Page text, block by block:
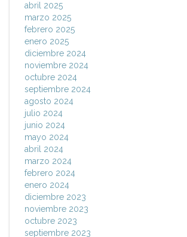
abril 2025
marzo 2025
febrero 2025
enero 2025
diciembre 2024
noviembre 2024
octubre 2024
septiembre 2024
agosto 2024
julio 2024
junio 2024
mayo 2024
abril 2024
marzo 2024
febrero 2024
enero 2024
diciembre 2023
noviembre 2023
octubre 2023
septiembre 2023